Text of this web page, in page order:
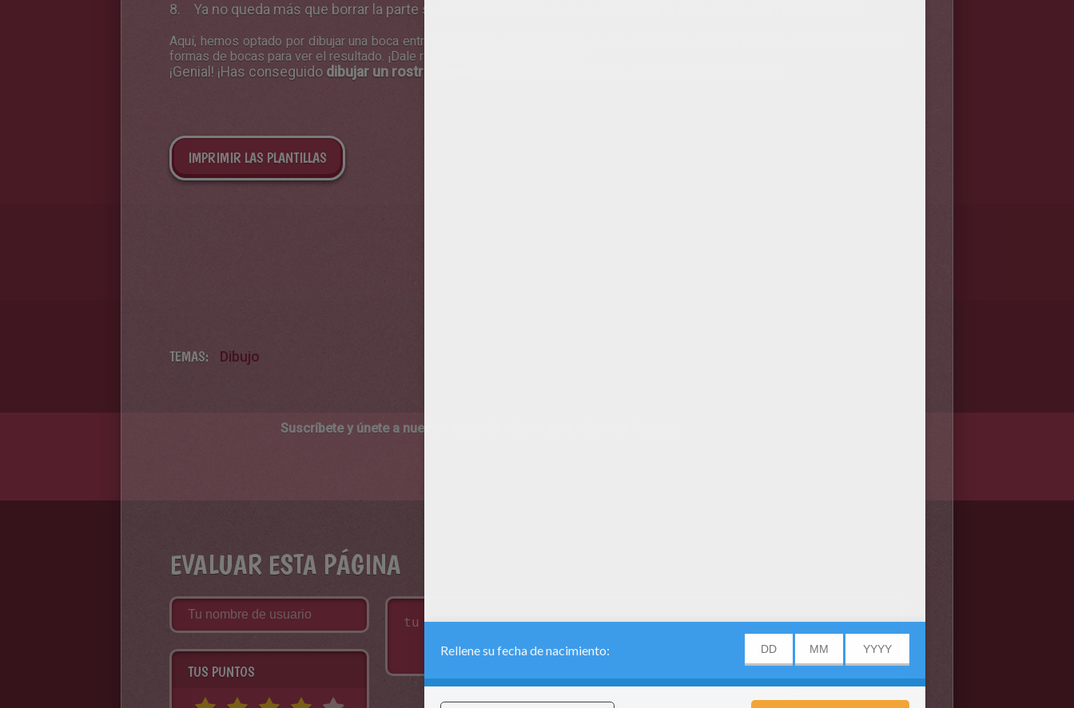
Ya no queda más que borrar la parte superior de los ojos, que se supone que está oculta bajo los párpados.
Aquí, hemos optado por dibujar una boca entreabierta, para darle al rostro un aire demacrado. Pero tú puedes probar muchas otras
formas de bocas para ver el resultado. ¡Dale rienda suelta a tu imaginación!
¡Genial! ¡Has conseguido dibujar un rostro cansado
IMPRIMIR LAS PLANTILLAS
TEMAS: Dibujo
Suscríbete y únete a nuestro canal de vídeos para niños en Youtube:
EVALUAR ESTA PÁGINA
TUS PUNTOS